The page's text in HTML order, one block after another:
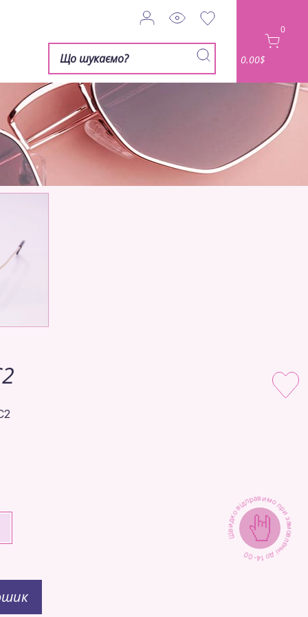
0
0.00$
Швидко відправимо при замовленні до 14-00